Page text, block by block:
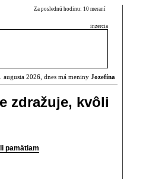
Za poslednú hodinu: 10 meraní
inzercia
augusta 2026, dnes má meniny Jozefína
zdražuje, kvôli
pamätiam